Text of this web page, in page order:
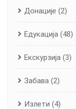
Донације (2)
Едукација (48)
Екскурзија (3)
Забава (2)
Излети (4)